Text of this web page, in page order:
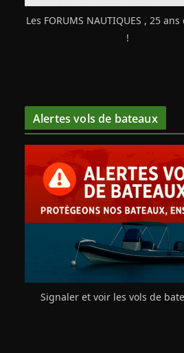
Les FORUMS NAUTIQUES , 25
!
Alertes vols de bateaux
Signaler et voir les vols de